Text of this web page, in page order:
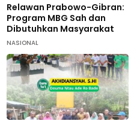
Relawan Prabowo-Gibran:
Program MBG Sah dan
Dibutuhkan Masyarakat
NASIONAL